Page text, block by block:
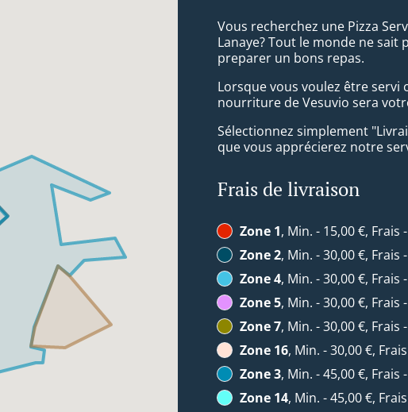
Vous recherchez une Pizza
Lanaye? Tout le monde ne sait
preparer un bons repas.
Lorsque vous voulez être
nourriture de Vesuvio sera
Sélectionnez simplement
que vous apprécierez notre
Frais de livraison
Zone 1, Min. - 15,00 €, Frais
Zone 2, Min. - 30,00 €, Frais
Zone 4, Min. - 30,00 €, Frais
Zone 5, Min. - 30,00 €, Frais
Zone 7, Min. - 30,00 €, Frais
Zone 16, Min. - 30,00 €,
Zone 3, Min. - 45,00 €, Frais
Zone 14, Min. - 45,00 €,